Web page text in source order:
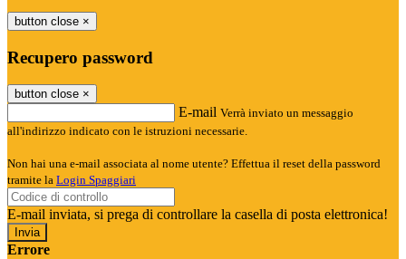
button close ×
Recupero password
button close ×
E-mail Verrà inviato un messaggio
all'indirizzo indicato con le istruzioni necessarie.
Non hai una e-mail associata al nome utente? Effettua il reset della password
tramite la Login Spaggiari
E-mail inviata, si prega di controllare la casella di posta elettronica!
Errore